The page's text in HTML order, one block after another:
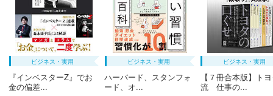
ビジネス・実用
『インベスターZ』でお
金の偏差...
ビジネス・実用
ハーバード、スタンフォ
ード、オ...
ビジネス・実用
【７冊合本版】ト
流 仕事の...